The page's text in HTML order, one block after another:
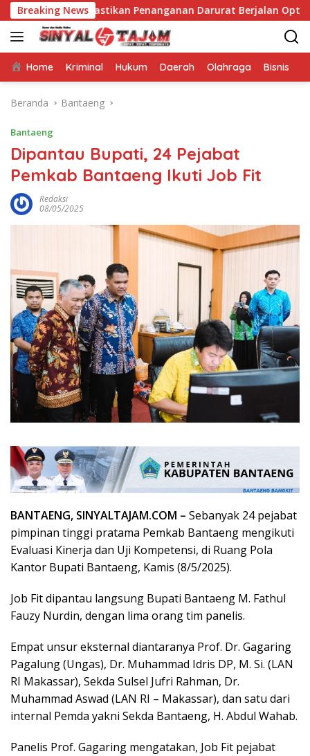
Langsung
ke
konten
Breaking News
Pastikan Penanganan Darurat Berjalan Optimal
Home Kriminal Hukum Daerah Olahraga Bisnis
Beranda Bantaeng
Bantaeng
Dipantau Bupati, 24 Pejabat
Pemkab Bantaeng Ikuti Job Fit
Redaksi
08/05/2025
BANTAENG, SINYALTAJAM.COM – Sebanyak 24 pejabat
pimpinan tinggi pratama Pemkab Bantaeng mengikuti
Evaluasi Kinerja dan Uji Kompetensi, di Ruang Pola
Kantor Bupati Bantaeng, Kamis (8/5/2025).
Job Fit dipantau langsung Bupati Bantaeng M. Fathul
Fauzy Nurdin, dengan lima orang tim panelis.
Empat unsur eksternal diantaranya Prof. Dr. Gagaring
Pagalung (Ungas), Dr. Muhammad Idris DP, M. Si. (LAN
RI Makassar), Sekda Sulsel Jufri Rahman, Dr.
Muhammad Aswad (LAN RI – Makassar), dan satu dari
internal Pemda yakni Sekda Bantaeng, H. Abdul Wahab.
Panelis Prof. Gagaring mengatakan, Job Fit pejabat